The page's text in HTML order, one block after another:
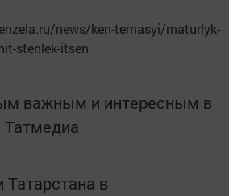
news/ken-temasyi/maturlyk-
stenlek-itsen
важным и интересным в
Татмедиа
Татарстана в